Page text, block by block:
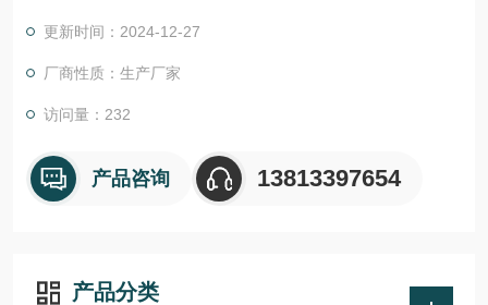
更新时间：2024-12-27
厂商性质：生产厂家
访问量：232
产品咨询 13813397654
产品分类